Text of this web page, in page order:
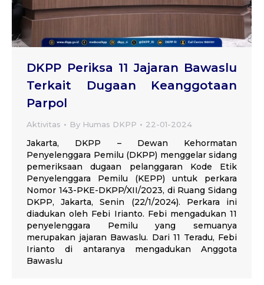
DKPP Periksa 11 Jajaran Bawaslu
Terkait Dugaan Keanggotaan
Parpol
Aktivitas By Humas DKPP 22-01-2024
Jakarta, DKPP – Dewan Kehormatan
Penyelenggara Pemilu (DKPP) menggelar sidang
pemeriksaan dugaan pelanggaran Kode Etik
Penyelenggara Pemilu (KEPP) untuk perkara
Nomor 143-PKE-DKPP/XII/2023, di Ruang Sidang
DKPP, Jakarta, Senin (22/1/2024). Perkara ini
diadukan oleh Febi Irianto. Febi mengadukan 11
penyelenggara Pemilu yang semuanya
merupakan jajaran Bawaslu. Dari 11 Teradu, Febi
Irianto di antaranya mengadukan Anggota
Bawaslu